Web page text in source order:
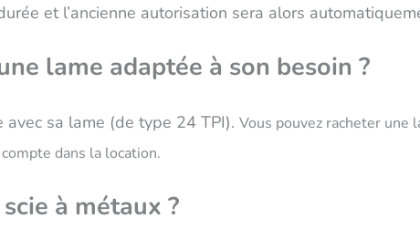
et l’ancienne autorisation sera alors
lame adaptée à son besoin ?
sa lame (de type 24 TPI). Vous pouvez racheter une
dans la location.
à métaux ?